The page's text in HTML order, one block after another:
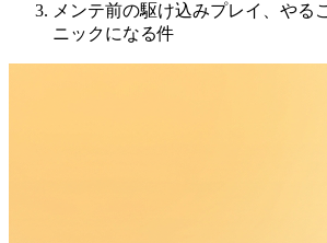
メンテ前の駆け込みプレイ、やる
ニックになる件